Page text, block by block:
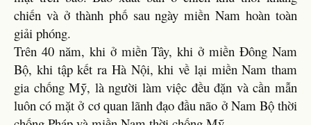
chiến và ở thành phố sau ngày miền Nam hoàn toàn
giải phóng.
Trên 40 năm, khi ở miền Tây, khi ở miền Đông Nam
Bộ, khi tập kết ra Hà Nội, khi về lại miền Nam tham
gia chống Mỹ, là người làm việc đều đặn và cần mẫn
luôn có mặt ở cơ quan lãnh đạo đầu não ở Nam Bộ thời